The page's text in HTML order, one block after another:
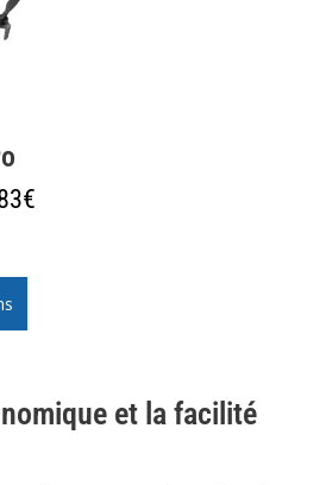
€
et la facilité